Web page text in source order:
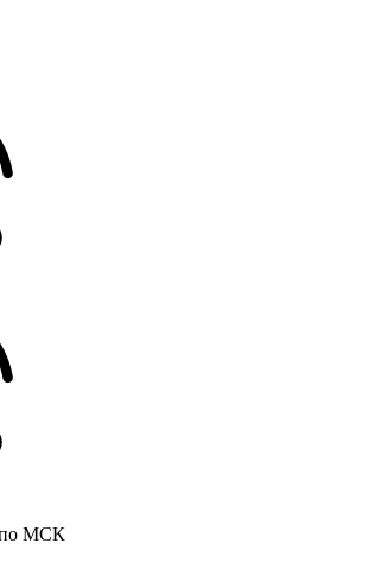
по МСК